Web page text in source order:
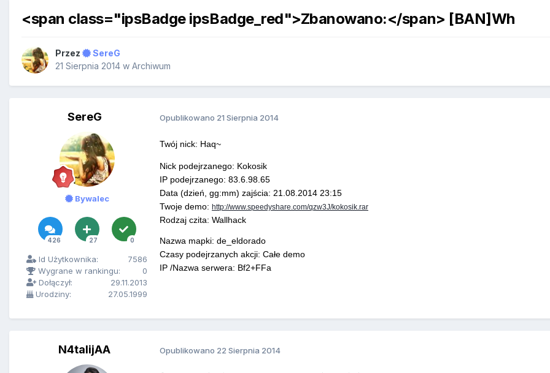
<span class="ipsBadge ipsBadge_red">Zbanowano:</span> [BAN]Wh
Przez
SereG
21 Sierpnia 2014 w Archiwum
SereG
Bywalec
426 27 0
Id Użytkownika:
7586
Wygrane w rankingu:
0
Dołączył:
29.11.2013
Urodziny:
27.05.1999
Opublikowano 21 Sierpnia 2014
Twój nick: Haq~
Nick podejrzanego: Kokosik
IP podejrzanego: 83.6.98.65
Data (dzień, gg:mm) zajścia: 21.08.2014 23:15
Twoje demo: http://www.speedyshare.com/qzw3J/kokosik.rar
Rodzaj czita: Wallhack
Nazwa mapki: de_eldorado
Czasy podejrzanych akcji: Całe demo
IP /Nazwa serwera: Bf2+FFa
N4talijAA Opublikowano 22 Sierpnia 2014